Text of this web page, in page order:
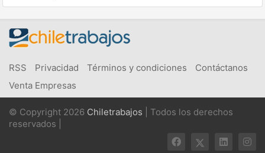
RSS Privacidad Términos y condiciones
Contáctanos
Venta Empresas
© Copyright 2026 Chiletrabajos | Todos los derechos
reservados |